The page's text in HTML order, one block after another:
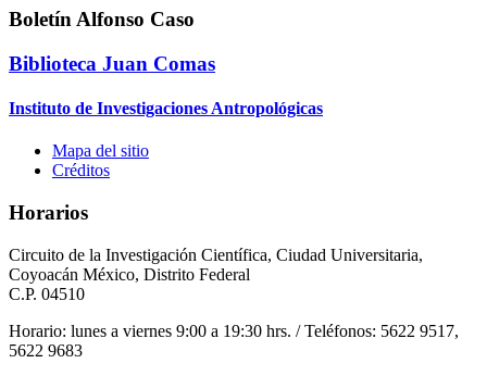
Boletín Alfonso Caso
Biblioteca Juan Comas
Instituto de Investigaciones Antropológicas
Mapa del sitio
Créditos
Horarios
Circuito de la Investigación Científica, Ciudad Universitaria,
Coyoacán México, Distrito Federal
C.P. 04510
Horario: lunes a viernes 9:00 a 19:30 hrs. / Teléfonos: 5622 9517,
5622 9683